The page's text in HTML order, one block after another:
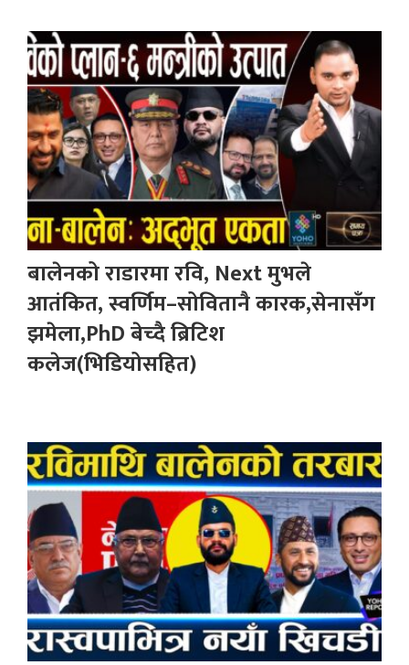
बालेनको राडारमा रवि, Next मुभले
आतंकित, स्वर्णिम–सोवितानै कारक,सेनासँग
झमेला,PhD बेच्दै ब्रिटिश
कलेज(भिडियोसहित)